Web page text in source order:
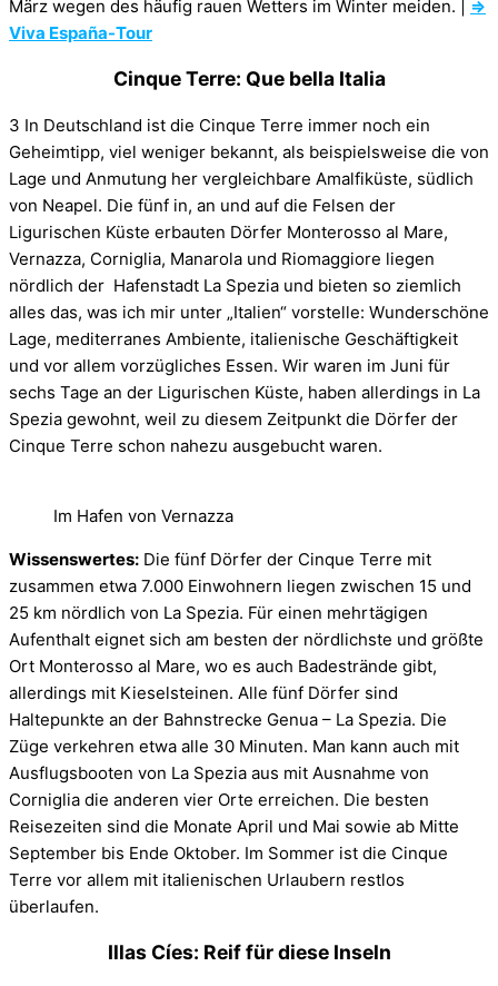
März wegen des häufig rauen Wetters im Winter meiden. | ⇒
Viva España-Tour
Cinque Terre: Que bella Italia
3 In Deutschland ist die Cinque Terre immer noch ein
Geheimtipp, viel weniger bekannt, als beispielsweise die von
Lage und Anmutung her vergleichbare Amalfiküste, südlich
von Neapel. Die fünf in, an und auf die Felsen der
Ligurischen Küste erbauten Dörfer Monterosso al Mare,
Vernazza, Corniglia, Manarola und Riomaggiore liegen
nördlich der Hafenstadt La Spezia und bieten so ziemlich
alles das, was ich mir unter „Italien“ vorstelle: Wunderschöne
Lage, mediterranes Ambiente, italienische Geschäftigkeit
und vor allem vorzügliches Essen. Wir waren im Juni für
sechs Tage an der Ligurischen Küste, haben allerdings in La
Spezia gewohnt, weil zu diesem Zeitpunkt die Dörfer der
Cinque Terre schon nahezu ausgebucht waren.
Im Hafen von Vernazza
Wissenswertes: Die fünf Dörfer der Cinque Terre mit
zusammen etwa 7.000 Einwohnern liegen zwischen 15 und
25 km nördlich von La Spezia. Für einen mehrtägigen
Aufenthalt eignet sich am besten der nördlichste und größte
Ort Monterosso al Mare, wo es auch Badestrände gibt,
allerdings mit Kieselsteinen. Alle fünf Dörfer sind
Haltepunkte an der Bahnstrecke Genua – La Spezia. Die
Züge verkehren etwa alle 30 Minuten. Man kann auch mit
Ausflugsbooten von La Spezia aus mit Ausnahme von
Corniglia die anderen vier Orte erreichen. Die besten
Reisezeiten sind die Monate April und Mai sowie ab Mitte
September bis Ende Oktober. Im Sommer ist die Cinque
Terre vor allem mit italienischen Urlaubern restlos
überlaufen.
Illas Cíes: Reif für diese Inseln